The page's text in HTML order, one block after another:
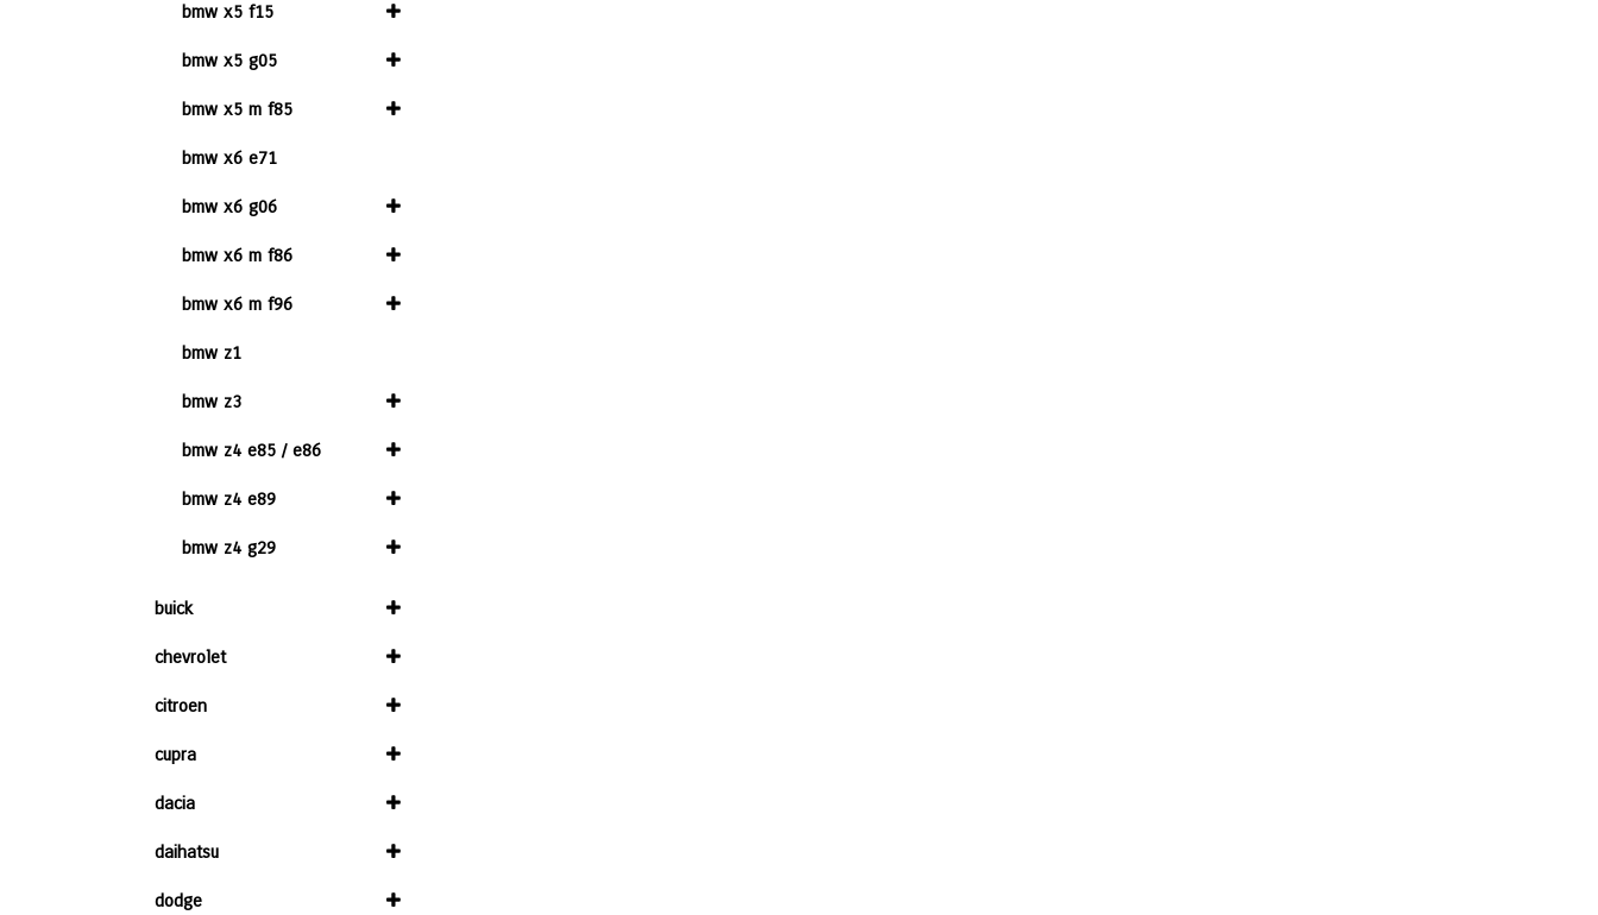
bmw x5 f15
bmw x5 g05
bmw x5 m f85
bmw x6 e71
bmw x6 g06
bmw x6 m f86
bmw x6 m f96
bmw z1
bmw z3
bmw z4 e85 / e86
bmw z4 e89
bmw z4 g29
buick
chevrolet
citroen
cupra
dacia
daihatsu
dodge